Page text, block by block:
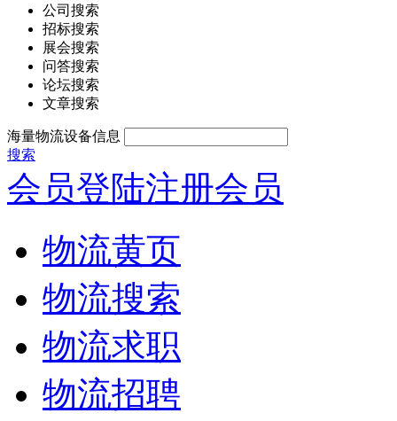
公司搜索
招标搜索
展会搜索
问答搜索
论坛搜索
文章搜索
海量物流设备信息
搜索
会员登陆注册会员
物流黄页
物流搜索
物流求职
物流招聘